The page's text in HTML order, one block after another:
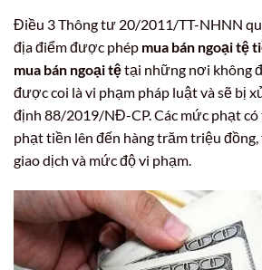
Điều 3 Thông tư 20/2011/TT-NHNN
địa điểm được phép mua bán ngoại tệ
mua bán ngoại tệtại những nơi không
được coi là vi phạm pháp luật và sẽ bị
định 88/2019/NĐ-CP. Các mức phạt
phạt tiền lên đến hàng trăm triệu
giao dịch và mức độ vi phạm.